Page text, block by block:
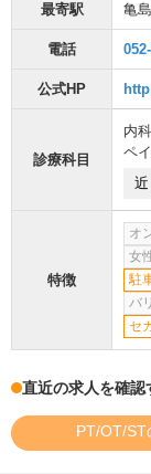
最寄駅 亀
電話
公式HP
診療科目
内科
ペ
特徴
オ
女
駐
バ
セ
直近の求人を確認
PT/OT/ST